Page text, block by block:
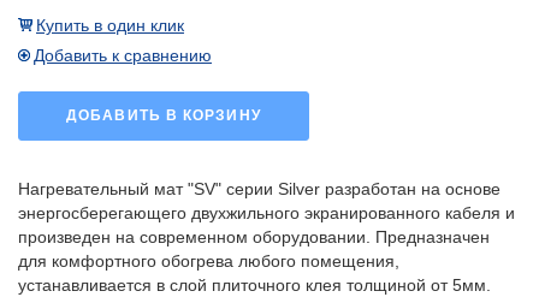
Купить в один клик
Добавить к сравнению
ДОБАВИТЬ В КОРЗИНУ
Нагревательный мат "SV" серии Silver разработан на основе
энергосберегающего двухжильного экранированного кабеля и
произведен на современном оборудовании. Предназначен
для комфортного обогрева любого помещения,
устанавливается в слой плиточного клея толщиной от 5мм.